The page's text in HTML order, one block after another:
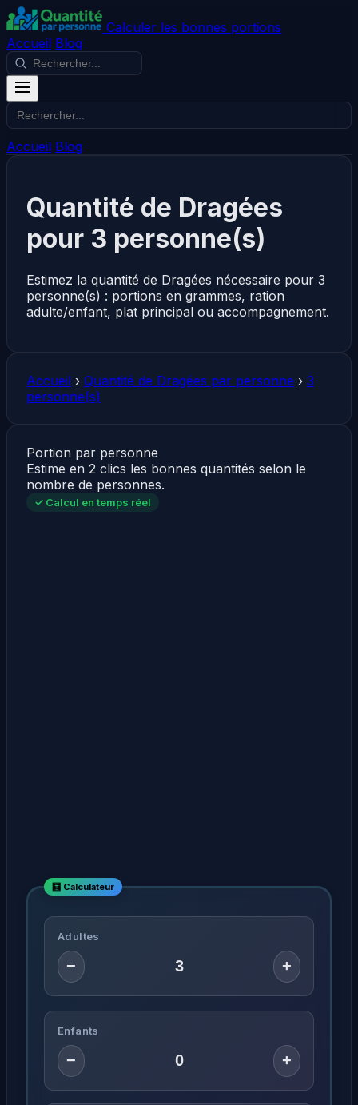
Calculer les bonnes portions
Accueil Blog
Accueil Blog
Quantité de Dragées
pour 3 personne(s)
Estimez la quantité de Dragées nécessaire pour 3
personne(s) : portions en grammes, ration
adulte/enfant, plat principal ou accompagnement.
Accueil › Quantité de Dragées par personne › 3
personne(s)
Portion par personne
Estime en 2 clics les bonnes quantités selon le
nombre de personnes.
✓ Calcul en temps réel
Adultes
− +
Enfants
− +